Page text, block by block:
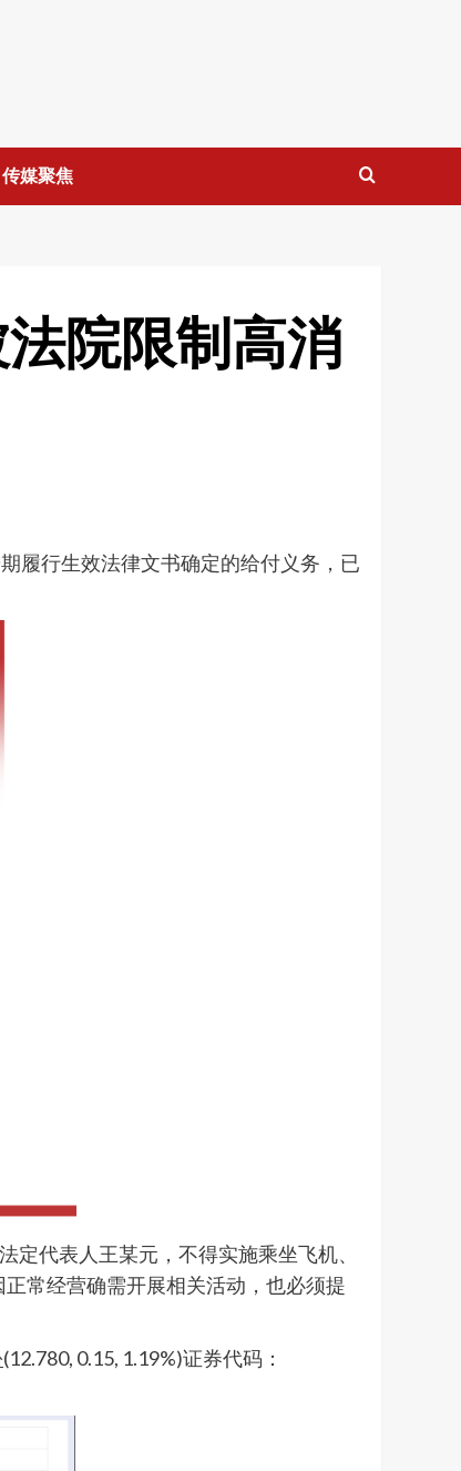
传媒聚焦
院限制高消
履行生效法律文书确定的给付义务，已
定代表人王某元，不得实施乘坐飞机、
常经营确需开展相关活动，也必须提
(12.780, 0.15, 1.19%)证券代码：